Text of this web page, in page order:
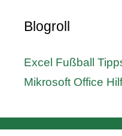
Blogroll
Excel Fußball
Mikrosoft Office